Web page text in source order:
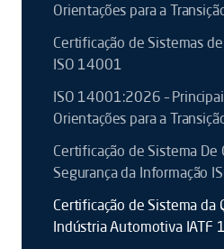
Orientações para a
Certificação de Sistemas
ISO 14001
ISO 14001:2026 –
Orientações para a
Certificação de Sistema De
Segurança da Informação
Certificação de Sistema da
Indústria Automotiva IATF